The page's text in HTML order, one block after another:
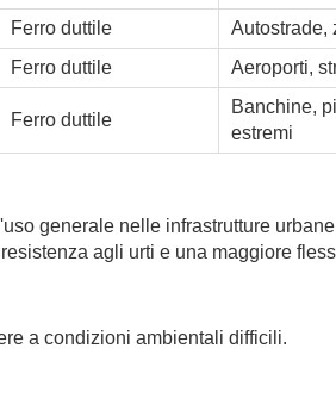
Ferro duttile
Autostrade,
Ferro duttile Aeroporti,
Ferro duttile
Banchine,
estremi
generale nelle infrastrutture
agli urti e una maggiore
a condizioni ambientali difficili.